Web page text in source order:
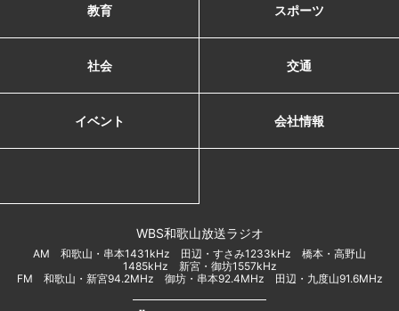
教育 スポーツ
社会 交通
イベント 会社情報
WBS和歌山放送ラジオ
AM 和歌山・串本1431kHz 田辺・すさみ1233kHz 橋本・高野山
1485kHz 新宮・御坊1557kHz
FM 和歌山・新宮94.2MHz 御坊・串本92.4MHz 田辺・九度山91.6MHz